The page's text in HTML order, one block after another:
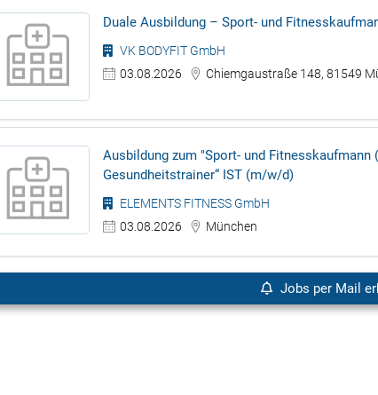
Duale Ausbildung – Sport- und
VK BODYFIT GmbH
03.08.2026
Chiemgaustraße 148, 81549
Ausbildung zum "Sport- und Fitnesskaufmann
Gesundheitstrainer“ IST (m/w/d)
ELEMENTS FITNESS GmbH
03.08.2026
München
Jobs per Mail